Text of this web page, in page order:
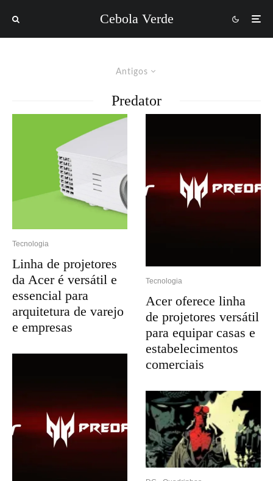
Cebola Verde
Antigos
Predator
Tecnologia
Linha de projetores
da Acer é versátil e
essencial para
arquitetura de varejo
e empresas
Tecnologia
Acer oferece linha
de projetores versátil
para equipar casas e
estabelecimentos
comerciais